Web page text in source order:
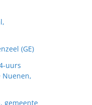
(GE)
uurs
gemeente